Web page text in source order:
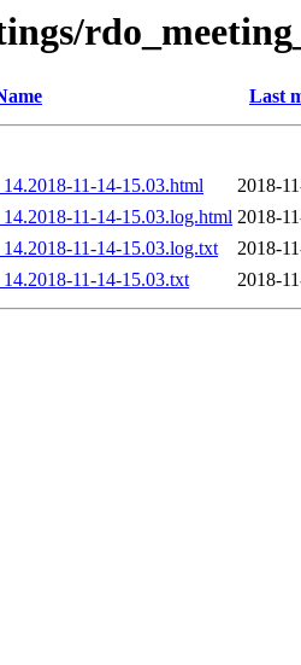
Last
11-14-15.03.html
2018-
11-14-15.03.log.html 2018-
11-14-15.03.log.txt
2018-
11-14-15.03.txt
2018-